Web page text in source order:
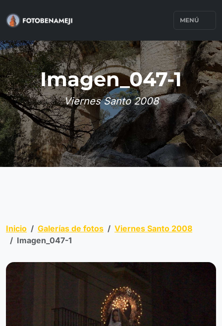
MENÚ
Imagen_047-1
Viernes Santo 2008
Inicio Galerías de fotos
Viernes Santo 2008
Imagen_047-1